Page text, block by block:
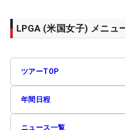
LPGA (米国女子) メニュ
ツアーTOP
年間日程
ニュース一覧